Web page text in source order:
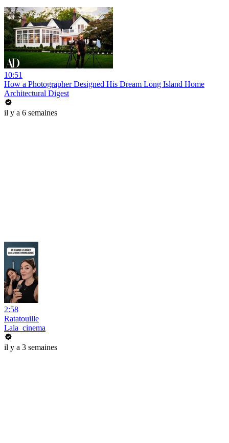
10:51
How a Photographer Designed His Dream Long Island Home
Architectural Digest
il y a 6 semaines
2:58
Ratatouille
Lala_cinema
il y a 3 semaines